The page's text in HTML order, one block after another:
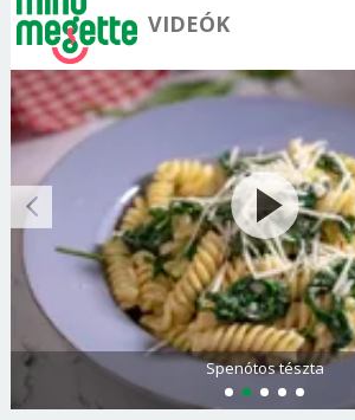
VIDEÓK
Spenótos tészta